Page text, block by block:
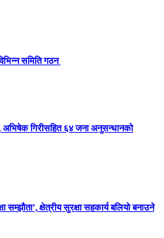
समिति गठन
अभिषेक गिरीसहित ६४ जना अनुसन्धानको
सम्झौता’, क्षेत्रीय सुरक्षा सहकार्य बलियो बनाउने